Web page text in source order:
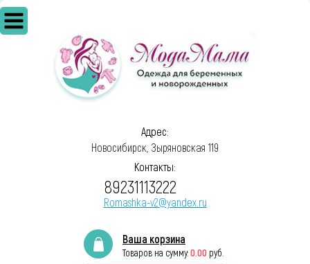
Адрес:
Новосибирск, Зыряновская 119
Контакты:
89231113222
Romashka-v2@yandex.ru
Ваша корзина
Товаров на сумму:0.00 руб.